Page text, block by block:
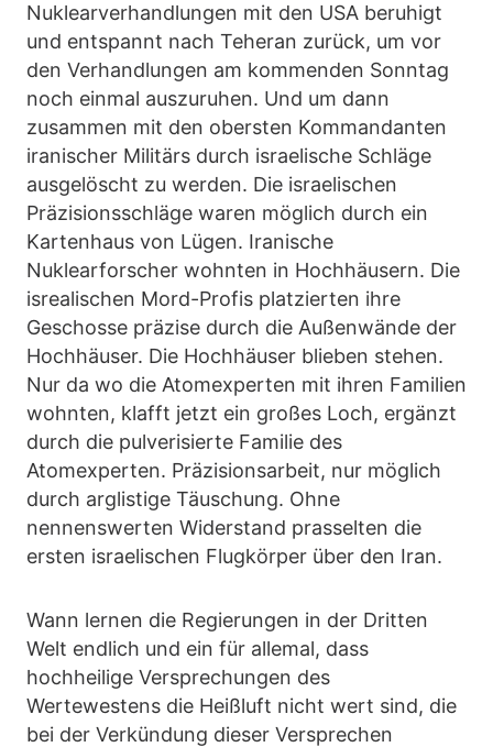
Nuklearverhandlungen mit den USA beruhigt
und entspannt nach Teheran zurück, um vor
den Verhandlungen am kommenden Sonntag
noch einmal auszuruhen. Und um dann
zusammen mit den obersten Kommandanten
iranischer Militärs durch israelische Schläge
ausgelöscht zu werden. Die israelischen
Präzisionsschläge waren möglich durch ein
Kartenhaus von Lügen. Iranische
Nuklearforscher wohnten in Hochhäusern. Die
isrealischen Mord-Profis platzierten ihre
Geschosse präzise durch die Außenwände der
Hochhäuser. Die Hochhäuser blieben stehen.
Nur da wo die Atomexperten mit ihren Familien
wohnten, klafft jetzt ein großes Loch, ergänzt
durch die pulverisierte Familie des
Atomexperten. Präzisionsarbeit, nur möglich
durch arglistige Täuschung. Ohne
nennenswerten Widerstand prasselten die
ersten israelischen Flugkörper über den Iran.
Wann lernen die Regierungen in der Dritten
Welt endlich und ein für allemal, dass
hochheilige Versprechungen des
Wertewestens die Heißluft nicht wert sind, die
bei der Verkündung dieser Versprechen